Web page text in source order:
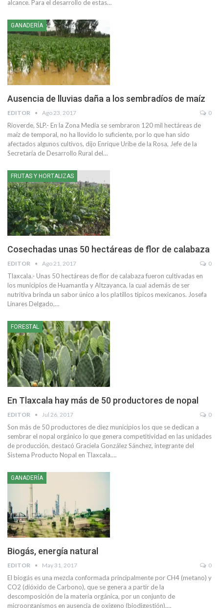
alcance. Para el desarrollo de estas…
GANADERÍA
Ausencia de lluvias daña a los sembradíos de maíz
EDITOR Ago 23, 2017 0
Rioverde, SLP.- En la Zona Media se sembraron 120 mil hectáreas de
maíz de temporal, no ha llovido lo suficiente, por lo que han sido
afectados algunos cultivos, dijo Enrique Uribe de la Rosa, Jefe de la
Secretaría de Desarrollo Rural del…
FRUTAS Y HORTALIZAS
Cosechadas unas 50 hectáreas de flor de calabaza
EDITOR Ago 21, 2017 0
Tlaxcala.- Unas 50 hectáreas de flor de calabaza fueron cultivadas en
los municipios de Huamantla y Altzayanca, la cual además de ser
nutritiva brinda un sabor único a los platillos típicos mexicanos. Josefa
Linares Delgado,…
FORESTAL
En Tlaxcala hay más de 50 productores de nopal
EDITOR Jul 26, 2017 0
Son más de 50 productores de diez municipios los que se dedican a
sembrar el nopal orgánico lo que genera competitividad en las unidades
de producción, destacó Graciela González Sánchez, integrante del
Sistema Producto Nopal en Tlaxcala.…
GANADERÍA
Biogás, energía natural
EDITOR May 31, 2017 0
El biogás es una mezcla conformada principalmente por CH4 (metano) y
CO2 (dióxido de Carbono), que se genera a partir de la
descomposición de la materia orgánica, por un conjunto de
microorganismos en ausencia de oxígeno (biodigestión).…